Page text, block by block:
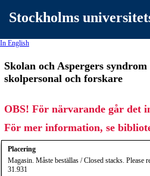
Stockholms
In English
Skolan och Aspergers
skolpersonal och forskare
OBS! För närvarande går det
För mer information, se
Placering
Magasin. Måste beställas / Closed stacks.
31.931